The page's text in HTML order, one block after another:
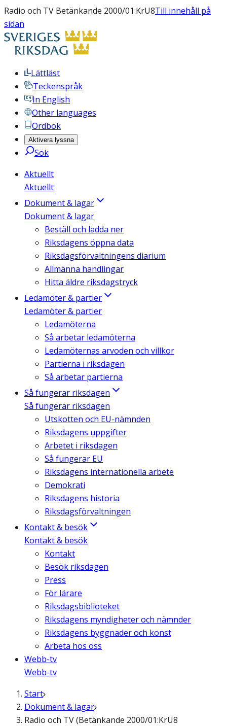
Radio och TV Betänkande 2000/01:KrU8Till innehåll på
sidan
Lättläst
Teckenspråk
In English
Other languages
Ordbok
Aktivera lyssna
Sök
Aktuellt
Aktuellt
Dokument & lagar
Dokument & lagar
Beställ och ladda ner
Riksdagens öppna data
Riksdagsförvaltningens diarium
Allmänna handlingar
Hitta äldre riksdagstryck
Ledamöter & partier
Ledamöter & partier
Ledamöterna
Så arbetar ledamöterna
Ledamöternas arvoden och villkor
Partierna i riksdagen
Så arbetar partierna
Så fungerar riksdagen
Så fungerar riksdagen
Utskotten och EU-nämnden
Riksdagens uppgifter
Arbetet i riksdagen
Så fungerar EU
Riksdagens internationella arbete
Demokrati
Riksdagens historia
Riksdagsförvaltningen
Kontakt & besök
Kontakt & besök
Kontakt
Besök riksdagen
Press
För lärare
Riksdagsbiblioteket
Riksdagens myndigheter och nämnder
Riksdagens byggnader och konst
Arbeta hos oss
Webb-tv
Webb-tv
Start
Dokument & lagar
Radio och TV (Betänkande 2000/01:KrU8